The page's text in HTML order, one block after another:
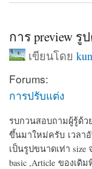
การ preview รู
เขียนโดย
Forums:
การปรับแต่ง
รบกวนสอบถามผู้รู้ด้ว
ขึ้นมาใหม่ครับ เวลา
เป็นรูปขนาดเท่า size
basic ,Article ของเดิม